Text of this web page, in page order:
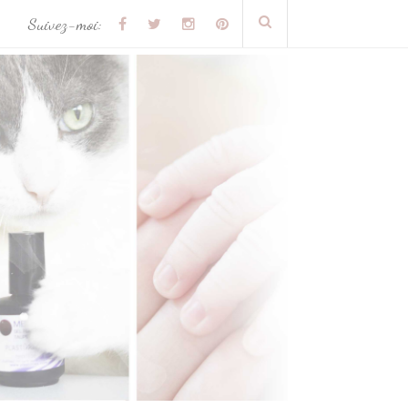
Suivez-moi: